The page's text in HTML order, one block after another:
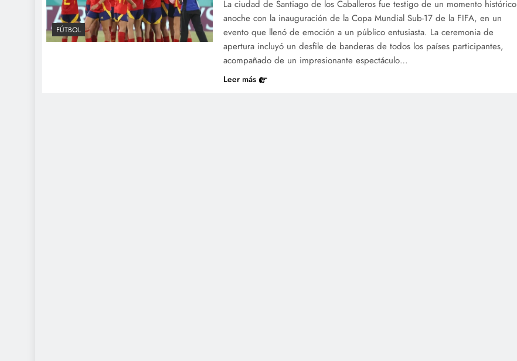
FÚTBOL
La ciudad de Santiago de los Caballeros fue testigo de un momento histórico
anoche con la inauguración de la Copa Mundial Sub-17 de la FIFA, en un
evento que llenó de emoción a un público entusiasta. La ceremonia de
apertura incluyó un desfile de banderas de todos los países participantes,
acompañado de un impresionante espectáculo…
Leer más